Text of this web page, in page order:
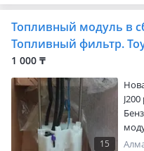
0
Топливный модуль в
Топливный фильтр.
1 000 ₸
15